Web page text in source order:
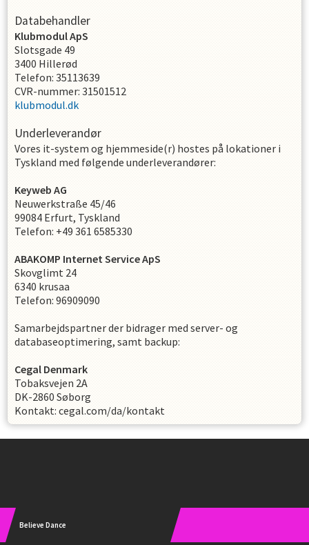
Databehandler
Klubmodul ApS
Slotsgade 49
3400 Hillerød
Telefon: 35113639
CVR-nummer: 31501512
klubmodul.dk
Underleverandør
Vores it-system og hjemmeside(r) hostes på lokationer i
Tyskland med følgende underleverandører:
Keyweb AG
Neuwerkstraße 45/46
99084 Erfurt, Tyskland
Telefon: +49 361 6585330
ABAKOMP Internet Service ApS
Skovglimt 24
6340 krusaa
Telefon: 96909090
Samarbejdspartner der bidrager med server- og
databaseoptimering, samt backup:
Cegal Denmark
Tobaksvejen 2A
DK-2860 Søborg
Kontakt: cegal.com/da/kontakt
Believe Dance